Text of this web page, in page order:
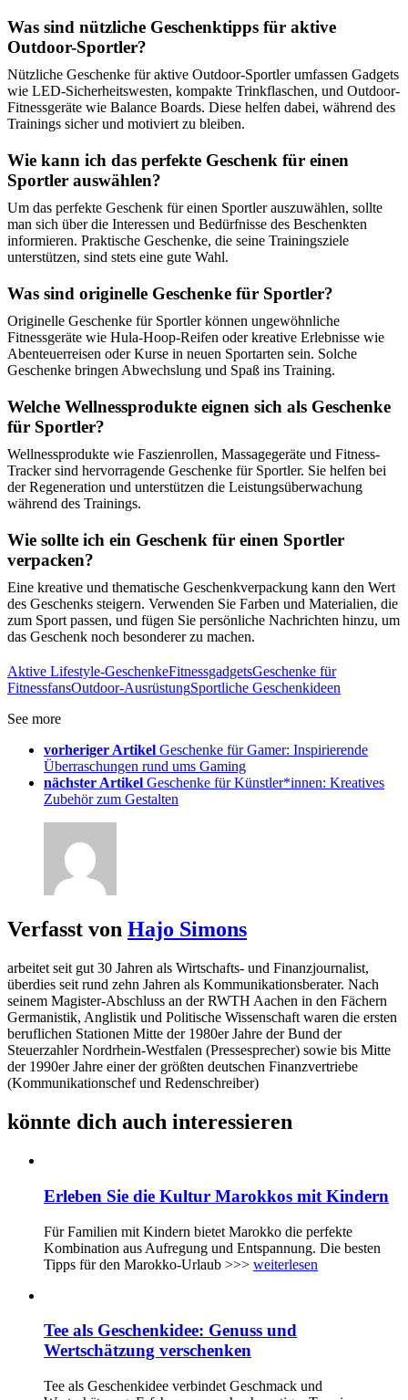
Was sind nützliche Geschenktipps für aktive
Outdoor-Sportler?
Nützliche Geschenke für aktive Outdoor-Sportler umfassen Gadgets
wie LED-Sicherheitswesten, kompakte Trinkflaschen, und Outdoor-
Fitnessgeräte wie Balance Boards. Diese helfen dabei, während des
Trainings sicher und motiviert zu bleiben.
Wie kann ich das perfekte Geschenk für einen
Sportler auswählen?
Um das perfekte Geschenk für einen Sportler auszuwählen, sollte
man sich über die Interessen und Bedürfnisse des Beschenkten
informieren. Praktische Geschenke, die seine Trainingsziele
unterstützen, sind stets eine gute Wahl.
Was sind originelle Geschenke für Sportler?
Originelle Geschenke für Sportler können ungewöhnliche
Fitnessgeräte wie Hula-Hoop-Reifen oder kreative Erlebnisse wie
Abenteuerreisen oder Kurse in neuen Sportarten sein. Solche
Geschenke bringen Abwechslung und Spaß ins Training.
Welche Wellnessprodukte eignen sich als Geschenke
für Sportler?
Wellnessprodukte wie Faszienrollen, Massagegeräte und Fitness-
Tracker sind hervorragende Geschenke für Sportler. Sie helfen bei
der Regeneration und unterstützen die Leistungsüberwachung
während des Trainings.
Wie sollte ich ein Geschenk für einen Sportler
verpacken?
Eine kreative und thematische Geschenkverpackung kann den Wert
des Geschenks steigern. Verwenden Sie Farben und Materialien, die
zum Sport passen, und fügen Sie persönliche Nachrichten hinzu, um
das Geschenk noch besonderer zu machen.
Aktive Lifestyle-GeschenkeFitnessgadgetsGeschenke für
FitnessfansOutdoor-AusrüstungSportliche Geschenkideen
See more
vorheriger Artikel Geschenke für Gamer: Inspirierende
Überraschungen rund ums Gaming
nächster Artikel Geschenke für Künstler*innen: Kreatives
Zubehör zum Gestalten
Verfasst von Hajo Simons
arbeitet seit gut 30 Jahren als Wirtschafts- und Finanzjournalist,
überdies seit rund zehn Jahren als Kommunikationsberater. Nach
seinem Magister-Abschluss an der RWTH Aachen in den Fächern
Germanistik, Anglistik und Politische Wissenschaft waren die ersten
beruflichen Stationen Mitte der 1980er Jahre der Bund der
Steuerzahler Nordrhein-Westfalen (Pressesprecher) sowie bis Mitte
der 1990er Jahre einer der größten deutschen Finanzvertriebe
(Kommunikationschef und Redenschreiber)
könnte dich auch interessieren
Erleben Sie die Kultur Marokkos mit Kindern
Für Familien mit Kindern bietet Marokko die perfekte
Kombination aus Aufregung und Entspannung. Die besten
Tipps für den Marokko-Urlaub >>> weiterlesen
Tee als Geschenkidee: Genuss und
Wertschätzung verschenken
Tee als Geschenkidee verbindet Geschmack und